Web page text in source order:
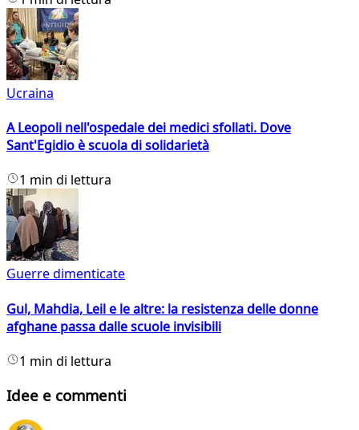
Ucraina
A Leopoli nell'ospedale dei medici sfollati. Dove
Sant'Egidio è scuola di solidarietà
1 min di lettura
Guerre dimenticate
Gul, Mahdia, Leil e le altre: la resistenza delle donne
afghane passa dalle scuole invisibili
1 min di lettura
Idee e commenti